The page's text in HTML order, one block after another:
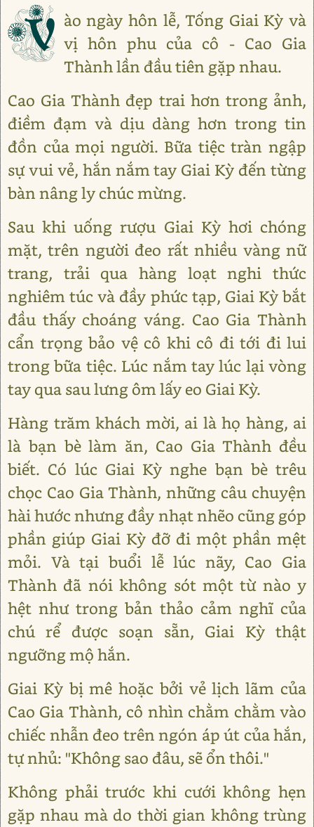
V ào ngày hôn lễ, Tống Giai Kỳ và
vị hôn phu của cô - Cao Gia
Thành lần đầu tiên gặp nhau.
Cao Gia Thành đẹp trai hơn trong ảnh,
điềm đạm và dịu dàng hơn trong tin
đồn của mọi người. Bữa tiệc tràn ngập
sự vui vẻ, hắn nắm tay Giai Kỳ đến từng
bàn nâng ly chúc mừng.
Sau khi uống rượu Giai Kỳ hơi chóng
mặt, trên người đeo rất nhiều vàng nữ
trang, trải qua hàng loạt nghi thức
nghiêm túc và đầy phức tạp, Giai Kỳ bắt
đầu thấy choáng váng. Cao Gia Thành
cẩn trọng bảo vệ cô khi cô đi tới đi lui
trong bữa tiệc. Lúc nắm tay lúc lại vòng
tay qua sau lưng ôm lấy eo Giai Kỳ.
Hàng trăm khách mời, ai là họ hàng, ai
là bạn bè làm ăn, Cao Gia Thành đều
biết. Có lúc Giai Kỳ nghe bạn bè trêu
chọc Cao Gia Thành, những câu chuyện
hài hước nhưng đầy nhạt nhẽo cũng góp
phần giúp Giai Kỳ đỡ đi một phần mệt
mỏi. Và tại buổi lễ lúc nãy, Cao Gia
Thành đã nói không sót một từ nào y
hệt như trong bản thảo cảm nghĩ của
chú rể được soạn sẵn, Giai Kỳ thật
ngưỡng mộ hắn.
Giai Kỳ bị mê hoặc bởi vẻ lịch lãm của
Cao Gia Thành, cô nhìn chằm chằm vào
chiếc nhẫn đeo trên ngón áp út của hắn,
tự nhủ: "Không sao đâu, sẽ ổn thôi."
Không phải trước khi cưới không hẹn
gặp nhau mà do thời gian không trùng